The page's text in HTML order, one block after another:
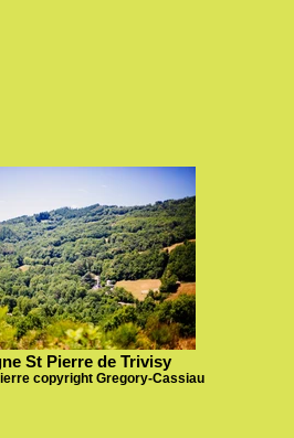
St Pierre de Trivisy
copyright Gregory-Cassiau